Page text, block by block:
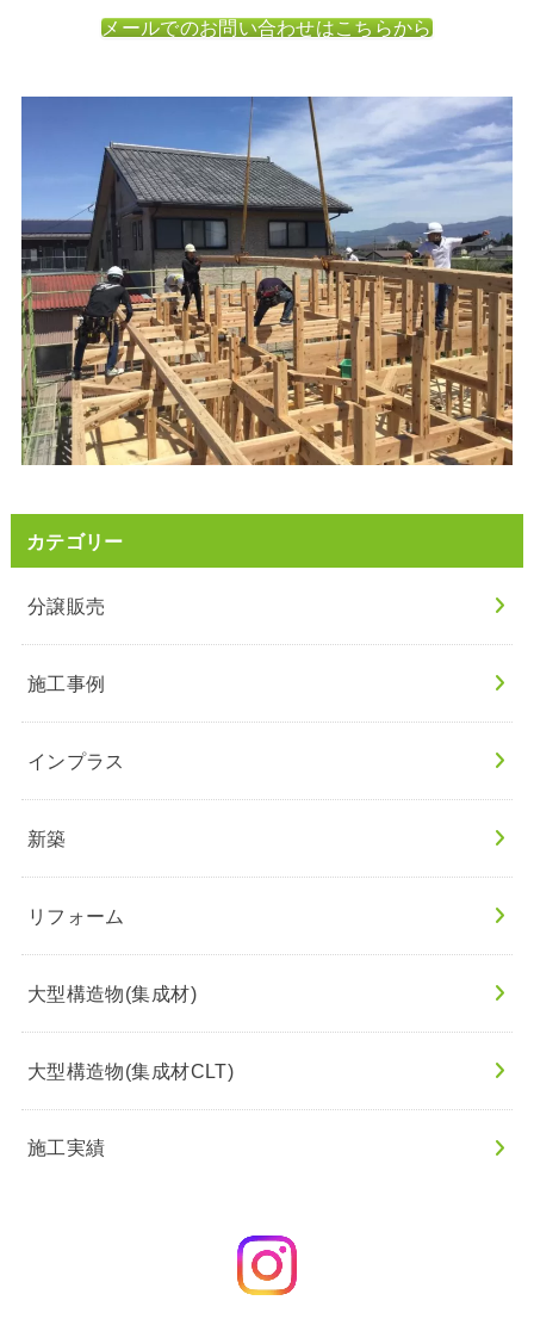
メールでのお問い合わせはこちらから
カテゴリー
分譲販売
施工事例
インプラス
新築
リフォーム
大型構造物(集成材)
大型構造物(集成材CLT)
施工実績